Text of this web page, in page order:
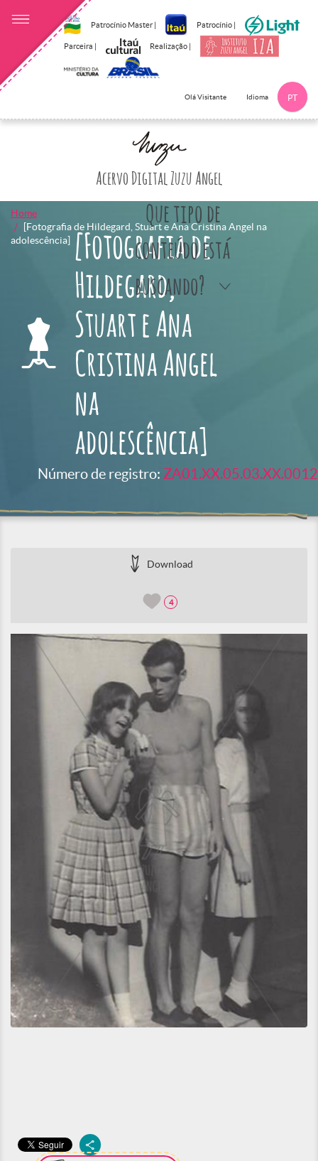
Patrocínio Master | Patrocínio |
Parceira | Realização |
Olá Visitante Idioma PT
Acervo Digital Zuzu Angel
Que tipo de
conteúdo está
buscando?
Home
[Fotografia de Hildegard, Stuart e Ana Cristina Angel na
adolescência] [Fotografia de
Hildegard,
Stuart e Ana
Cristina Angel
na
adolescência]
Número de registro: ZA01.XX.05.03.XX.0012
Download
4